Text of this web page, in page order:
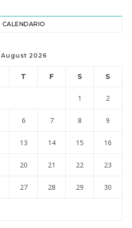
CALENDARIO
August 2026
T F S S
1 2
6 7 8 9
13 14 15 16
20 21 22 23
27 28 29 30